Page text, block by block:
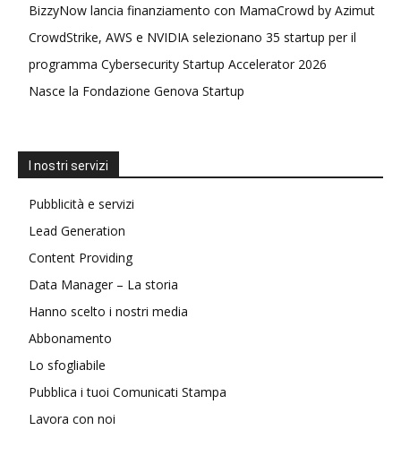
BizzyNow lancia finanziamento con MamaCrowd by Azimut
CrowdStrike, AWS e NVIDIA selezionano 35 startup per il
programma Cybersecurity Startup Accelerator 2026
Nasce la Fondazione Genova Startup
I nostri servizi
Pubblicità e servizi
Lead Generation
Content Providing
Data Manager – La storia
Hanno scelto i nostri media
Abbonamento
Lo sfogliabile
Pubblica i tuoi Comunicati Stampa
Lavora con noi